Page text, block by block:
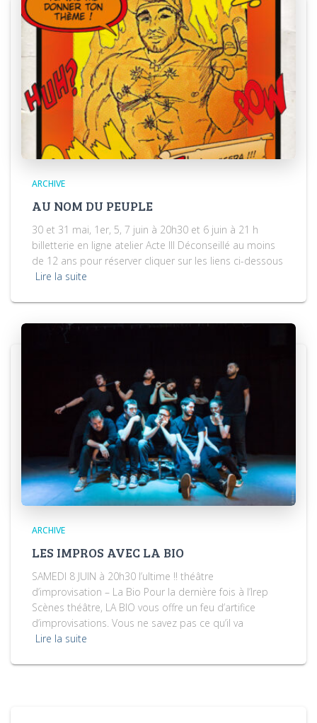
ARCHIVE
AU NOM DU PEUPLE
30 et 31 mai, 1er, 5, 7 juin à 20h30 et 6 juin à 21 h
billetterie en ligne atelier Acte III Déconseillé au moins
de 12 ans pour réserver cliquer sur les liens ci-dessous
Lire la suite
ARCHIVE
LES IMPROS AVEC LA BIO
SAMEDI 8 JUIN à 20h30 l’ultime !! théâtre
d’improvisation – La Bio Pour la dernière fois à l’Irep
Scènes théâtre, LA BIO vous offre un feu d’artifice
d’improvisations. Vous ne savez pas ce qu’il va
Lire la suite